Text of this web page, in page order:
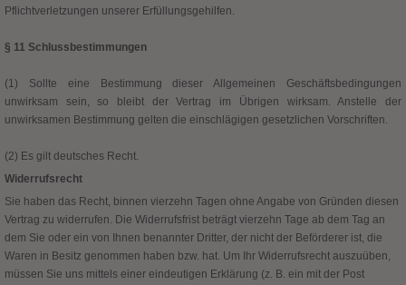
Pflichtverletzungen unserer Erfüllungsgehilfen.
§ 11 Schlussbestimmungen
(1) Sollte eine Bestimmung dieser Allgemeinen Geschäftsbedingungen
unwirksam sein, so bleibt der Vertrag im Übrigen wirksam. Anstelle der
unwirksamen Bestimmung gelten die einschlägigen gesetzlichen Vorschriften.
(2) Es gilt deutsches Recht.
Widerrufsrecht
Sie haben das Recht, binnen vierzehn Tagen ohne Angabe von Gründen diesen
Vertrag zu widerrufen. Die Widerrufsfrist beträgt vierzehn Tage ab dem Tag an
dem Sie oder ein von Ihnen benannter Dritter, der nicht der Beförderer ist, die
Waren in Besitz genommen haben bzw. hat. Um Ihr Widerrufsrecht auszuüben,
müssen Sie uns mittels einer eindeutigen Erklärung (z. B. ein mit der Post